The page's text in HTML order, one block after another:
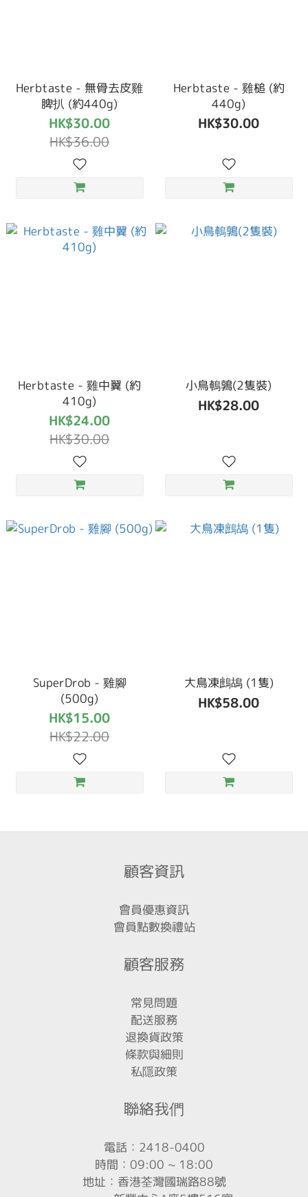
Herbtaste - 無骨去皮雞
脾扒 (約440g)
HK$30.00
HK$36.00
Herbtaste - 雞槌 (約
440g)
HK$30.00
Herbtaste - 雞中翼 (約
410g)
HK$24.00
HK$30.00
小鳥鵪鶉(2隻裝)
HK$28.00
SuperDrob - 雞腳
(500g)
HK$15.00
HK$22.00
大鳥凍鷓鴣 (1隻)
HK$58.00
顧客資訊
會員優惠資訊
會員點數換禮站
顧客服務
常見問題
配送服務
退換貨政策
條款與細則
私隱政策
聯絡我們
電話：2418-0400
時間：09:00 ~ 18:00
地址：香港荃灣國瑞路88號